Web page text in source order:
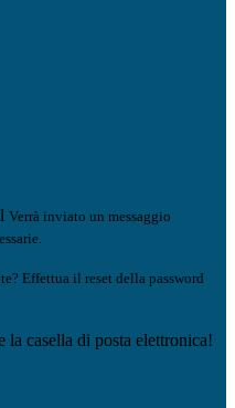
Verrà inviato un messaggio
Effettua il reset della password
casella di posta elettronica!